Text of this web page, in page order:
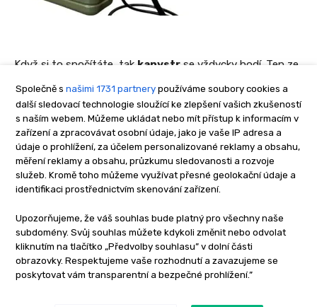
Společně s našimi 1731 partnery používáme soubory cookies a
další sledovací technologie sloužící ke zlepšení vašich zkušeností
s naším webem. Můžeme ukládat nebo mít přístup k informacím v
zařízení a zpracovávat osobní údaje, jako je vaše IP adresa a
údaje o prohlížení, za účelem personalizované reklamy a obsahu,
měření reklamy a obsahu, průzkumu sledovanosti a rozvoje
služeb. Kromě toho můžeme využívat přesné geolokační údaje a
identifikaci prostřednictvím skenování zařízení.
Upozorňujeme, že váš souhlas bude platný pro všechny naše
subdomény. Svůj souhlas můžete kdykoli změnit nebo odvolat
kliknutím na tlačítko „Předvolby souhlasu” v dolní části
obrazovky. Respektujeme vaše rozhodnutí a zavazujeme se
poskytovat vám transparentní a bezpečné prohlížení.”